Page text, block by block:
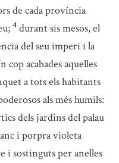
de cada província
4 durant sis mesos, el
del seu imperi i la
cop acabades aquelles
a tots els habitants
als més humils:
dels jardins del palau
i porpra violeta
i sostinguts per anelles